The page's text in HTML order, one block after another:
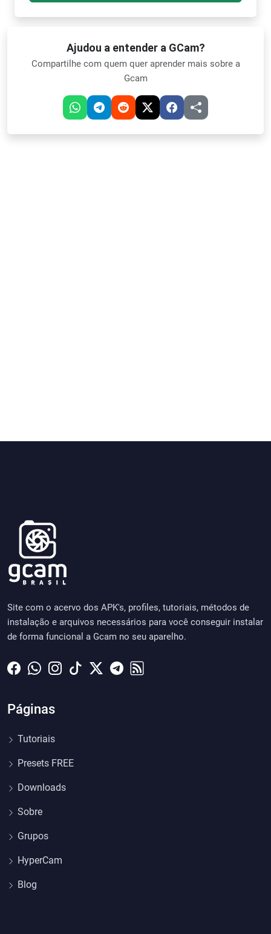
Ajudou a entender a GCam?
Compartilhe com quem quer aprender mais sobre a
Gcam
Site com o acervo dos APK's, profiles, tutoriais, métodos de
instalação e arquivos necessários para você conseguir instalar
de forma funcional a Gcam no seu aparelho.
Páginas
Tutoriais
Presets FREE
Downloads
Sobre
Grupos
HyperCam
Blog